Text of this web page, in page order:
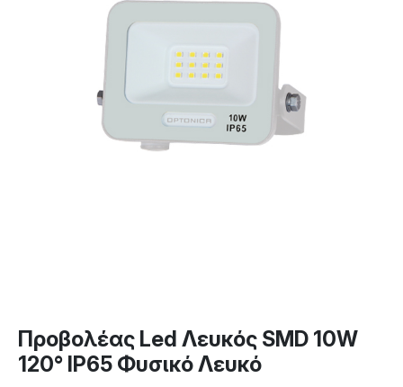
Προβολέας Led Λευκός SMD 10W
120° IP65 Φυσικό Λευκό